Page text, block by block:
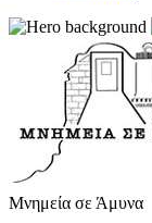
Μνημεία σε Άμυνα